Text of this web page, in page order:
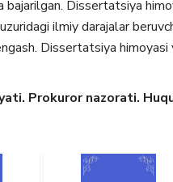
Dissertatsiya
ilmiy darajalar
Dissertatsiya
Prokuror nazorati.